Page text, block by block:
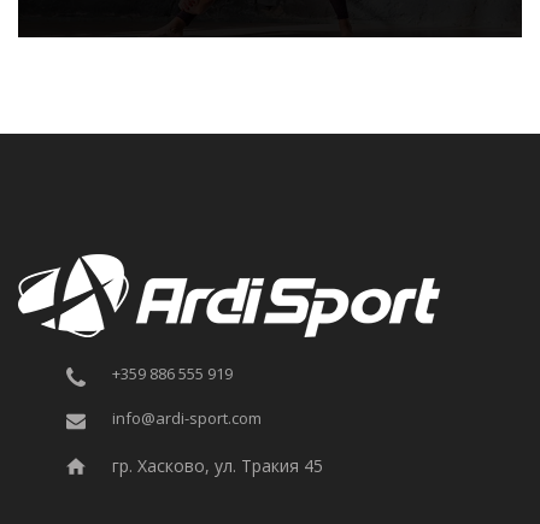
+359 886 555 919
info@ardi-sport.com
гр. Хасково, ул. Тракия 45